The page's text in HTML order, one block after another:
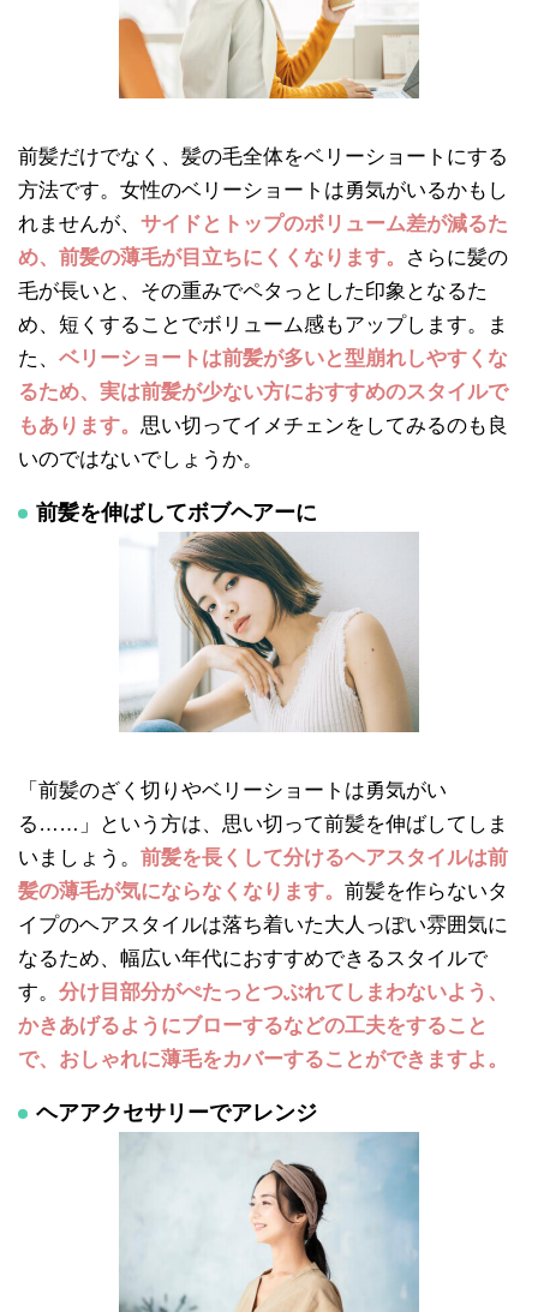
前髪だけでなく、髪の毛全体をベリーショートにする
方法です。女性のベリーショートは勇気がいるかもし
れませんが、 サイドとトップのボリューム差が減るた
め、前髪の薄毛が目立ちにくくなります。
さらに髪の
毛が長いと、その重みでペタっとした印象となるた
め、短くすることでボリューム感もアップします。ま
た、 ベリーショートは前髪が多いと型崩れしやすくな
るため、実は前髪が少ない方におすすめのスタイルで
もあります。 思い切ってイメチェンをしてみるのも良
いのではないでしょうか。
前髪を伸ばしてボブヘアーに
「前髪のざく切りやベリーショートは勇気がい
る……」という方は、思い切って前髪を伸ばしてしま
いましょう。 前髪を長くして分けるヘアスタイルは前
髪の薄毛が気にならなくなります。 前髪を作らないタ
イプのヘアスタイルは落ち着いた大人っぽい雰囲気に
なるため、幅広い年代におすすめできるスタイルで
す。 分け目部分がぺたっとつぶれてしまわないよう、
かきあげるようにブローするなどの工夫をすること
で、おしゃれに薄毛をカバーすることができますよ。
ヘアアクセサリーでアレンジ